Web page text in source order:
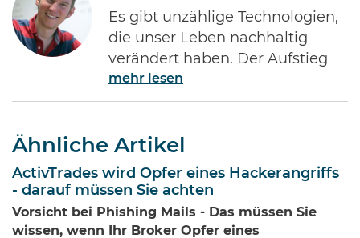
Es gibt unzählige Technologien,
die unser Leben nachhaltig
verändert haben. Der Aufstieg
des Internets gehört ohne Frage
zu den Bedeutendsten. Namen
Bill Gates von Microsoft dürften
jedem Investor geläufig sein.
Diese Männer haben Imperien
erschaffen und gleichzeitig
Millionen von Anlegern auf der
mehr lesen
Ähnliche Artikel
ActivTrades wird Opfer eines Hackerangriffs
- darauf müssen Sie achten
Vorsicht bei Phishing Mails - Das müssen Sie
wissen, wenn Ihr Broker Opfer eines